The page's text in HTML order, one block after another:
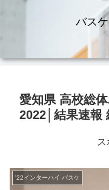
バス
愛知県 高校総
2022│結果速報
'22インターハイ バスケ